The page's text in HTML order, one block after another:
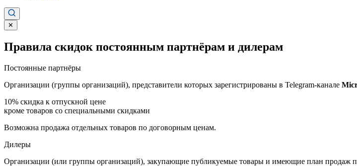
✕
Правила скидок постоянным партнёрам и дилерам
Постоянные партнёры
Организации (группы организаций), представители которых зарегистрированы в Telegram-канале
10% скидка к отпускной цене
кроме товаров со специальными скидками
Возможна продажа отдельных товаров по договорным ценам.
Дилеры
Организации (или группы организаций), закупающие публикуемые товары и имеющие план продаж